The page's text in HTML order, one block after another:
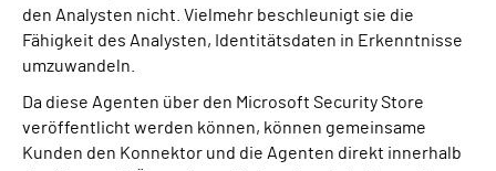
den Analysten nicht. Vielmehr beschleunigt sie die
Fähigkeit des Analysten, Identitätsdaten in Erkenntnisse
umzuwandeln.
Da diese Agenten über den Microsoft Security Store
veröffentlicht werden können, können gemeinsame
Kunden den Konnektor und die Agenten direkt innerhalb